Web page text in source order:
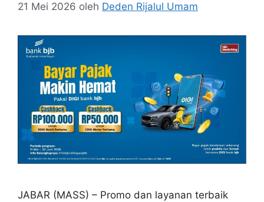
21 Mei 2026 oleh Deden Rijalul Umam
JABAR (MASS) – Promo dan layanan terbaik